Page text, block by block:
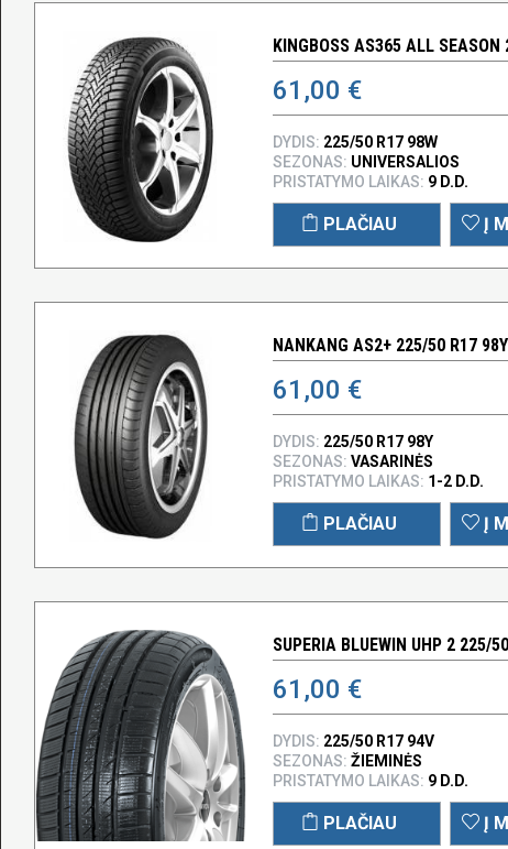
KINGBOSS AS365 ALL
61,00 €
DYDIS: 225/50 R17 98W
SEZONAS: UNIVERSALIOS
PRISTATYMO LAIKAS: 9 D.D.
PLAČIAU Į
NANKANG AS2+ 225/50 R17 98Y
61,00 €
DYDIS: 225/50 R17 98Y
SEZONAS: VASARINĖS
PRISTATYMO LAIKAS: 1-2 D.D.
PLAČIAU Į
SUPERIA BLUEWIN UHP 2 225/
61,00 €
DYDIS: 225/50 R17 94V
SEZONAS: ŽIEMINĖS
PRISTATYMO LAIKAS: 9 D.D.
PLAČIAU Į